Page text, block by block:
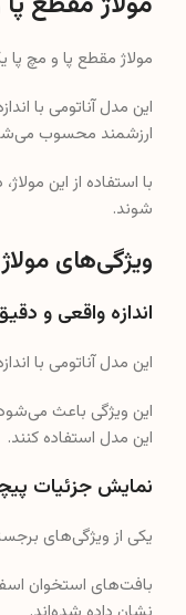
مولاژ مقطع پا و مچ پا
این مدل آناتومی با
ارزشمند محسوب
با استفاده از این
شوند.
ویژگی‌های
اندازه واقعی و
این مدل آناتومی با
این ویژگی باعث
این مدل استفاده کنند.
نمایش جزئیات
یکی از ویژگی‌های
بافت‌های استخوان